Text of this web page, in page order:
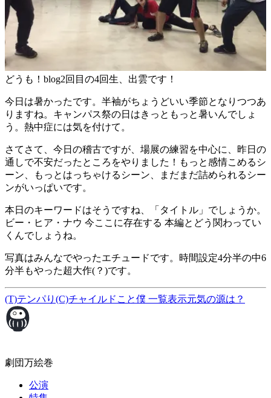
どうも！blog2回目の4回生、出雲です！
今日は暑かったです。半袖がちょうどいい季節となりつつあ
りますね。キャンパス祭の日はきっともっと暑いんでしょ
う。熱中症には気を付けて。
さてさて、今日の稽古ですが、場展の練習を中心に、昨日の
通しで不安だったところをやりました！もっと感情こめるシ
ーン、もっとはっちゃけるシーン、まだまだ詰められるシー
ンがいっぱいです。
本日のキーワードはそうですね、「タイトル」でしょうか。
ビー・ヒア・ナウ 今ここに存在する 本編とどう関わってい
くんでしょうね。
写真はみんなでやったエチュードです。時間設定4分半の中6
分半もやった超大作(？)です。
(T)テンパり(C)チャイルドこと僕 一覧表示元気の源は？
劇団万絵巻
公演